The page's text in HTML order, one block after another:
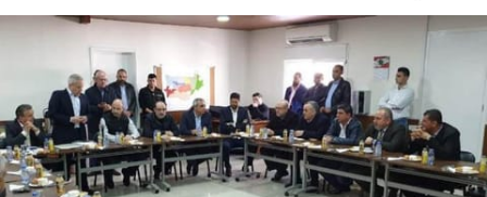
سياسة ناس
فن
منوعات رياضة
كأس العالم